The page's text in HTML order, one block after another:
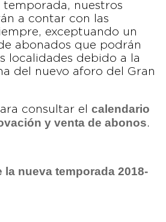
temporada, nuestros
a contar con las
exceptuando un
abonados que podrán
localidades debido a la
del nuevo aforo del Gran
consultar el calendario
y venta de abonos.
la nueva temporada 2018-